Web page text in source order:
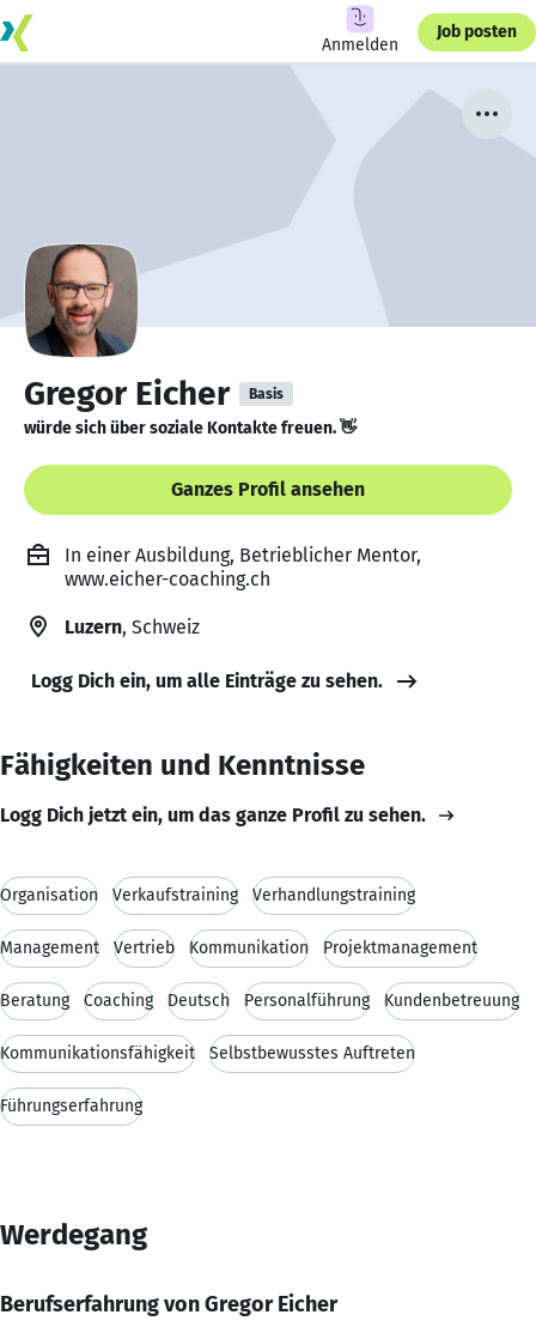
Anmelden
Job posten
Gregor Eicher Basis
würde sich über soziale Kontakte freuen. 👋
Ganzes Profil ansehen
In einer Ausbildung, Betrieblicher Mentor,
www.eicher-coaching.ch
Luzern, Schweiz
Logg Dich ein, um alle Einträge zu sehen.
Fähigkeiten und Kenntnisse
Logg Dich jetzt ein, um das ganze Profil zu sehen.
Organisation Verkaufstraining Verhandlungstraining
Management Vertrieb Kommunikation Projektmanagement
Beratung Coaching Deutsch Personalführung Kundenbetreuung
Kommunikationsfähigkeit Selbstbewusstes Auftreten
Führungserfahrung
Werdegang
Berufserfahrung von Gregor Eicher